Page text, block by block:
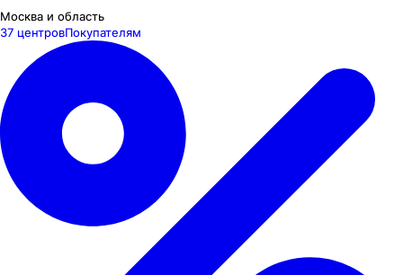
Москва и область
37 центровПокупателям